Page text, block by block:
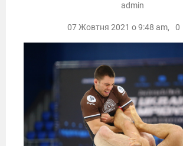
admin
07 Жовтня 2021 о 9:48 am, 0